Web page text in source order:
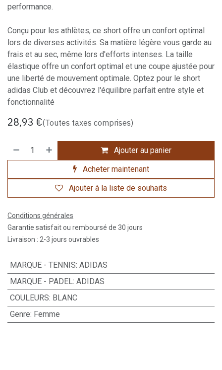
performance.
Conçu pour les athlètes, ce short offre un confort optimal
lors de diverses activités. Sa matière légère vous garde au
frais et au sec, même lors d'efforts intenses. La taille
élastique offre un confort optimal et une coupe ajustée pour
une liberté de mouvement optimale. Optez pour le short
adidas Club et découvrez l'équilibre parfait entre style et
fonctionnalité
28,93 €(Toutes taxes comprises)
Ajouter au panier
Acheter maintenant
Ajouter à la liste de souhaits
Conditions générales
Garantie satisfait ou remboursé de 30 jours
Livraison : 2-3 jours ouvrables
MARQUE - TENNIS: ADIDAS
MARQUE - PADEL: ADIDAS
COULEURS: BLANC
Genre: Femme